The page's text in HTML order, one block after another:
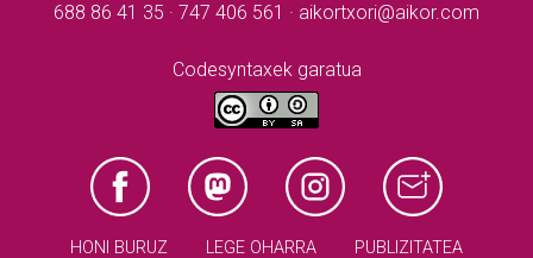
688 86 41 35 · 747 406 561 · aikortxori@aikor.com
Codesyntaxek garatua
HONI BURUZ LEGE OHARRA PUBLIZITATEA